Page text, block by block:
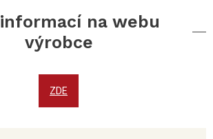
na webu
výrobce
ZDE